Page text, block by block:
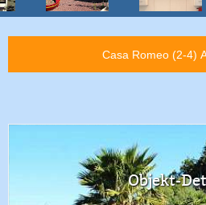
Casa Romeo (2-4)
Objekt-